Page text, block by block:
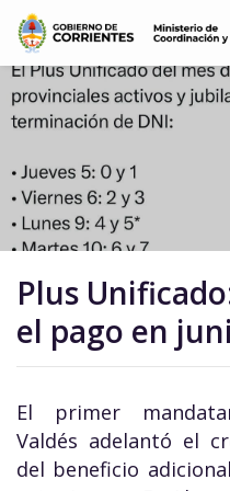
Plus
el pago en
El primer
Valdés adelantó el
del beneficio